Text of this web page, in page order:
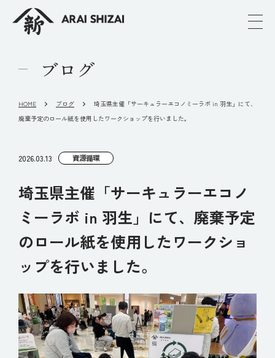
ブログ
HOME ブログ
埼玉県主催「サーキュラーエコノミーラボ in 羽生」にて、
廃棄予定のロール紙を使用したワークショップを行いました。
2026.03.13 資源循環
埼玉県主催「サーキュラーエコノ
ミーラボ in 羽生」にて、廃棄予定
のロール紙を使用したワークショ
ップを行いました。